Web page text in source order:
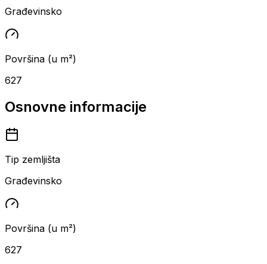
Građevinsko
Površina (u m²)
627
Osnovne informacije
Tip zemljišta
Građevinsko
Površina (u m²)
627